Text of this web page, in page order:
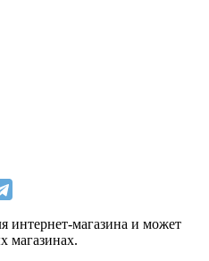
интернет-магазина и может
магазинах.